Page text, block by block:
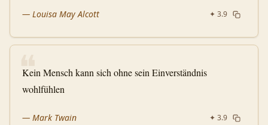
— Louisa May Alcott ✦ 3.9
❝
Kein Mensch kann sich ohne sein Einverständnis
wohlfühlen
— Mark Twain ✦ 3.9